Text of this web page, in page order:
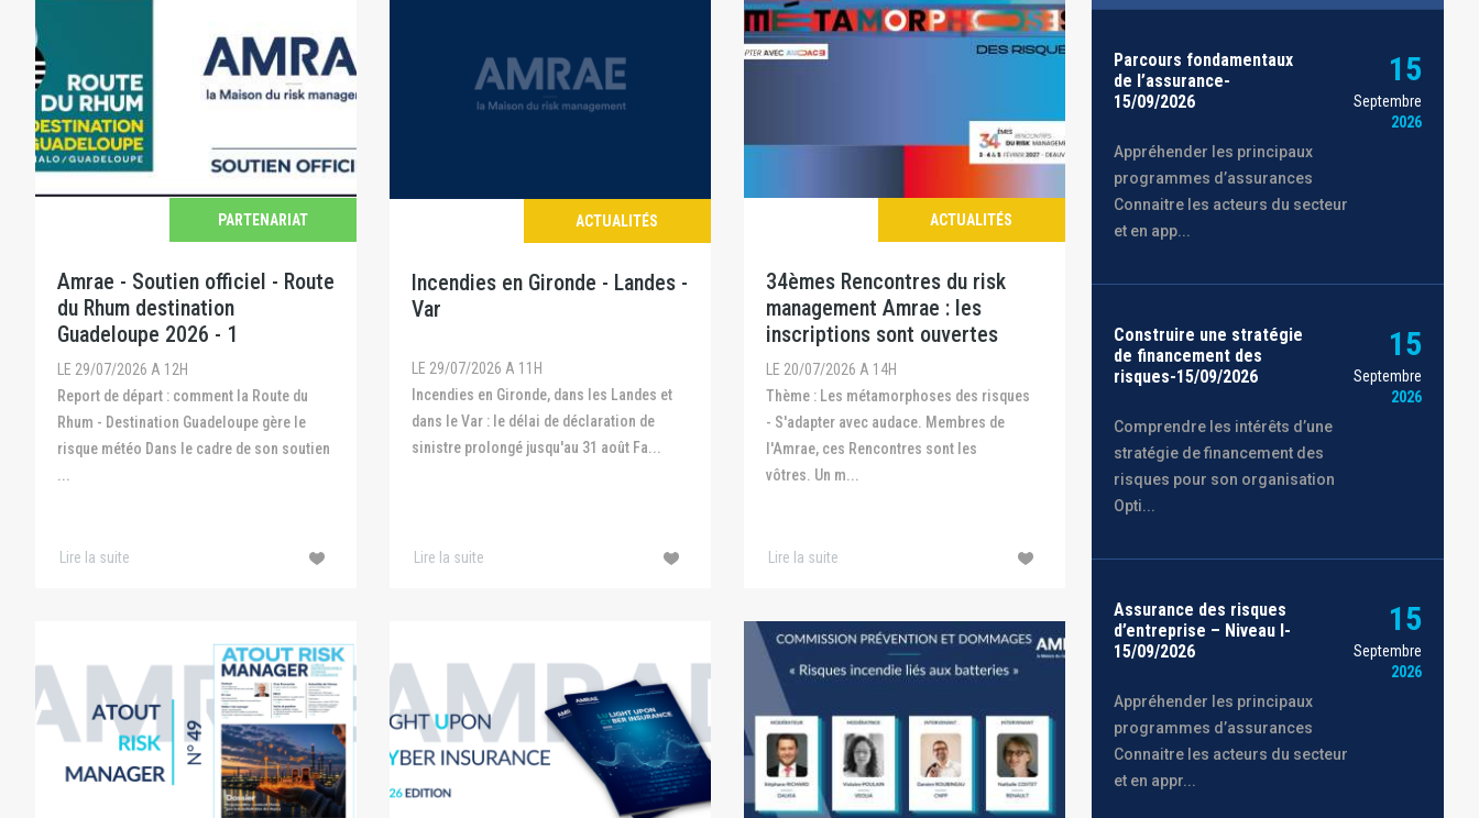
PARTENARIAT
Amrae - Soutien officiel - Route
du Rhum destination
Guadeloupe 2026 - 1
LE 29/07/2026 A 12H
Report de départ : comment la Route du
Rhum - Destination Guadeloupe gère le
risque météo Dans le cadre de son soutien
...
Lire la suite
ACTUALITÉS
Incendies en Gironde - Landes -
Var
LE 29/07/2026 A 11H
dans le Var : le délai de déclaration de
sinistre prolongé jusqu'au 31 août Fa...
Lire la suite
ACTUALITÉS
34èmes Rencontres du risk
management Amrae : les
inscriptions sont ouvertes
LE 20/07/2026 A 14H
Thème : Les métamorphoses des risques
- S'adapter avec audace. Membres de
l'Amrae, ces Rencontres sont les
vôtres. Un m...
Lire la suite
Parcours fondamentaux
de l’assurance-
15/09/2026
Appréhender les principaux
programmes d’assurances
Connaitre les acteurs du secteur
et en app...
15
Septembre
2026
Construire une stratégie
de financement des
risques-15/09/2026
Comprendre les intérêts d’une
stratégie de financement des
risques pour son organisation
Opti...
15
Septembre
2026
Assurance des risques
d’entreprise – Niveau I-
15/09/2026
Appréhender les principaux
programmes d’assurances
Connaitre les acteurs du secteur
et en appr...
15
Septembre
2026